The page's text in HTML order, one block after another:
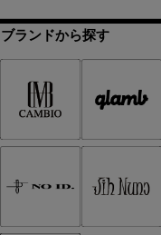
ブランドから探す